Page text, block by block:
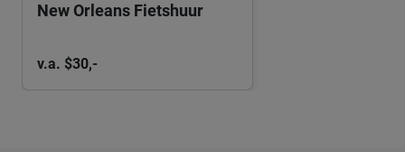
New Orleans Fietshuur
v.a. $30,-